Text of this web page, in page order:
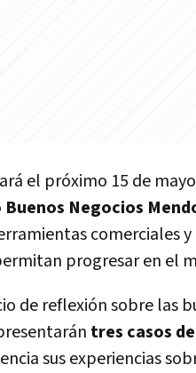
el próximo 15 de
Negocios
comerciales y
progresar en el
de reflexión sobre las
tres casos
sus experiencias